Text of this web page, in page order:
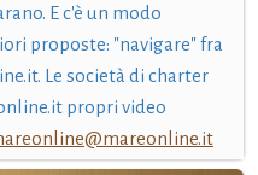
E c'è un modo
proposte: "navigare" fra
Le società di charter
propri video